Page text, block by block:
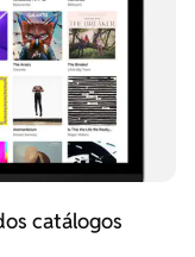
catálogos